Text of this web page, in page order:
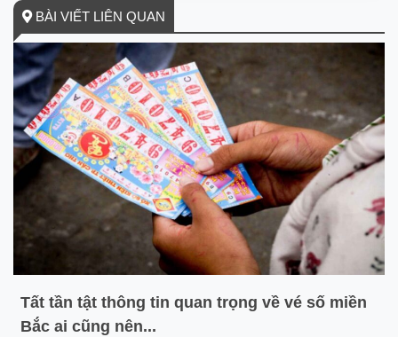
BÀI VIẾT LIÊN QUAN
Tất tần tật thông tin quan trọng về vé số miền
Bắc ai cũng nên...